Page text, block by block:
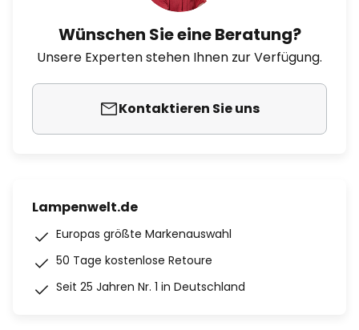
Wünschen Sie eine Beratung?
Unsere Experten stehen Ihnen zur Verfügung.
Kontaktieren Sie uns
Lampenwelt.de
Europas größte Markenauswahl
50 Tage kostenlose Retoure
Seit 25 Jahren Nr. 1 in Deutschland